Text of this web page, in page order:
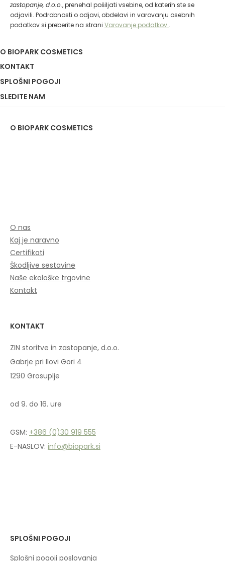
zastopanje, d.o.o., prenehal pošiljati vsebine, od katerih ste se
odjavili. Podrobnosti o odjavi, obdelavi in varovanju osebnih
podatkov si preberite na strani Varovanje podatkov .
O BIOPARK COSMETICS
KONTAKT
SPLOŠNI POGOJI
SLEDITE NAM
O BIOPARK COSMETICS
O nas
Kaj je naravno
Certifikati
Škodljive sestavine
Naše ekološke trgovine
Kontakt
KONTAKT
ZIN storitve in zastopanje, d.o.o.
Gabrje pri Ilovi Gori 4
1290 Grosuplje
od 9. do 16. ure
GSM: +386 (0)30 919 555
E-NASLOV: info@biopark.si
SPLOŠNI POGOJI
Splošni pogoji poslovanja